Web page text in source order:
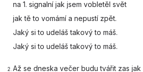
na 1. signalní jak jsem vobletěl svět
jak tě to vomámí a nepustí zpět.
Jaký si to udeláš takový to máš.
Jaký si to udeláš takový to máš.
2. Až se dneska večer budu tvářit zas jak